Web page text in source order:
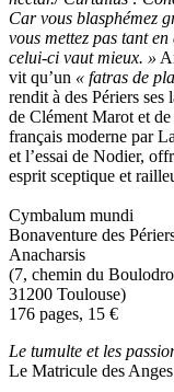
Car vous blasphémez
vous mettez pas tant
celui-ci vaut mieux. »
vit qu’un « fatras de
rendit à des Périers
de Clément Marot et
français moderne par
et l’essai de Nodier,
esprit sceptique et
Cymbalum mundi
Bonaventure des
Anacharsis
(7, chemin du
31200 Toulouse)
176 pages, 15 €
Le tumulte et les
Le Matricule des